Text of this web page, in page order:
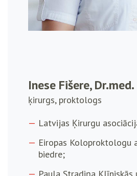
Inese Fišere, Dr.med.
ķirurgs, proktologs
Latvijas Ķirurgu
Eiropas Koloproktologu
biedre;